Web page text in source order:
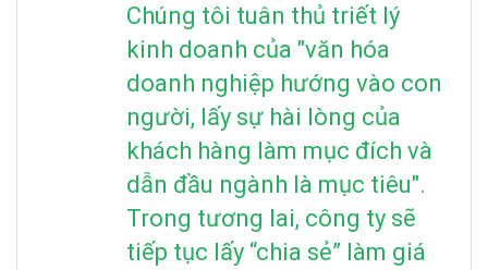
Chúng tôi tuân thủ triết lý
kinh doanh của "văn hóa
doanh nghiệp hướng vào con
người, lấy sự hài lòng của
khách hàng làm mục đích và
dẫn đầu ngành là mục tiêu".
Trong tương lai, công ty sẽ
tiếp tục lấy “chia sẻ” làm giá